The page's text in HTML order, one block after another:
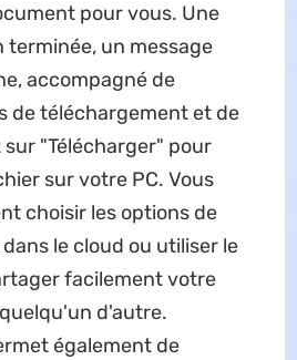
pour vous. Une
terminée, un message
accompagné de
de téléchargement et de
"Télécharger" pour
sur votre PC. Vous
choisir les options de
le cloud ou utiliser le
facilement votre
d'autre.
également de